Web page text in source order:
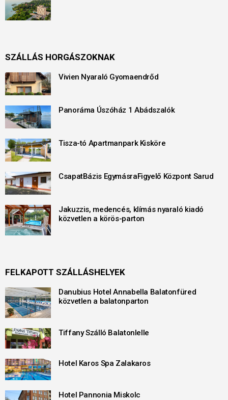
SZÁLLÁS HORGÁSZOKNAK
Vivien Nyaraló Gyomaendrőd
Panoráma Úszóház 1 Abádszalók
Tisza-tó Apartmanpark Kisköre
CsapatBázis EgymásraFigyelő Központ Sarud
Jakuzzis, medencés, klímás nyaraló kiadó
közvetlen a körös-parton
FELKAPOTT SZÁLLÁSHELYEK
Danubius Hotel Annabella Balatonfüred
közvetlen a balatonparton
Tiffany Szálló Balatonlelle
Hotel Karos Spa Zalakaros
Hotel Pannonia Miskolc